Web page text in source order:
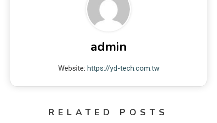
admin
Website: https://yd-tech.com.tw
RELATED POSTS